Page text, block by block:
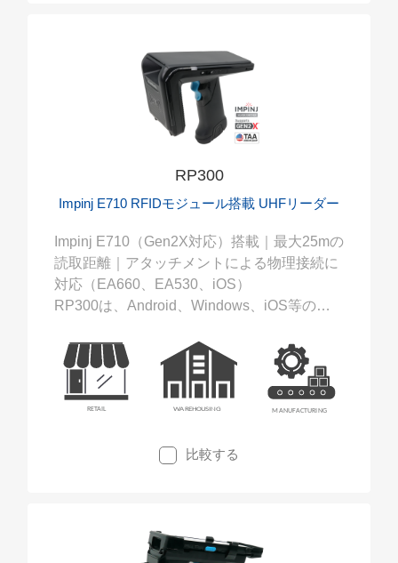
RP300
Impinj E710 RFIDモジュール搭載 UHFリーダー
Impinj E710（Gen2X対応）搭載｜最大25mの
読取距離｜アタッチメントによる物理接続に
対応（EA660、EA530、iOS）
RP300は、Android、Windows、iOS等の機
応 Bluetooth接続 UHF RFIDリーダーです。
また、EA660、EA530、iPhone（または
iPad）には、RP300との物理接続が可能とな
るアタッチメントが用意されています。
比較する